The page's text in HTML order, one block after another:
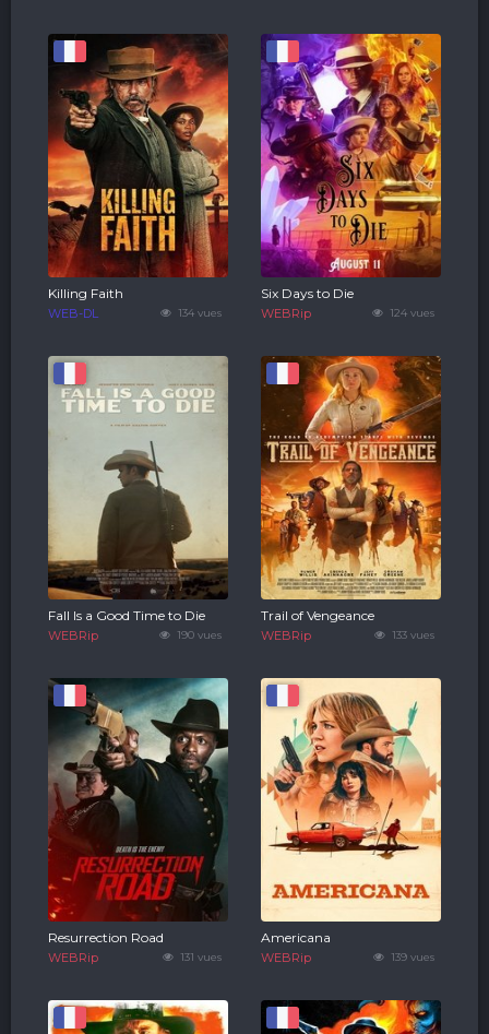
134 vues
Killing Faith
WEB-DL 124 vues
Six Days to Die
WEBRip
190 vues
Fall Is a Good Time to Die
WEBRip 133 vues
Trail of Vengeance
WEBRip
131 vues
Resurrection Road
WEBRip 139 vues
Americana
WEBRip